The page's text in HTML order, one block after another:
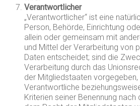
Verantwortlicher
„Verantwortlicher“ ist eine
Person, Behörde, Einrichtung
allein oder gemeinsam mit
und Mittel der Verarbeitung von
Daten entscheidet; sind die
Verarbeitung durch das
der Mitgliedstaaten
Verantwortliche
Kriterien seiner Benennung